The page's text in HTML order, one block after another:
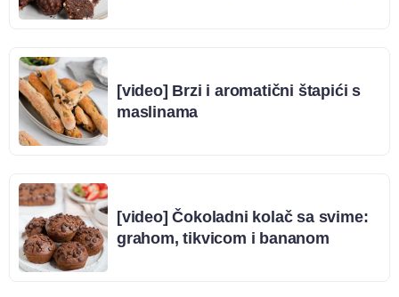
[video] Brzi i aromatični štapići s
maslinama
[video] Čokoladni kolač sa svime:
grahom, tikvicom i bananom